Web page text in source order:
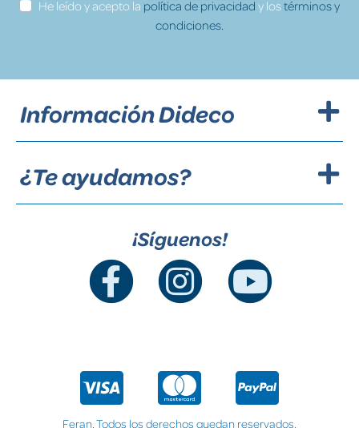
He leído y acepto la política de privacidad y lostérminos y
condiciones.
Información Dideco
¿Te ayudamos?
¡Síguenos!
Feran. Todos los derechos quedan reservados.